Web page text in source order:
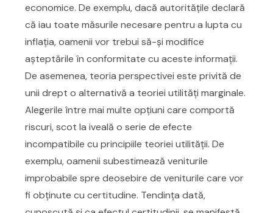
economice. De exemplu, dacă autoritățile declară
că iau toate măsurile necesare pentru a lupta cu
inflația, oamenii vor trebui să-și modifice
așteptările în conformitate cu aceste informații.
De asemenea, teoria perspectivei este privită de
unii drept o alternativă a teoriei utilități marginale.
Alegerile între mai multe opțiuni care comportă
riscuri, scot la iveală o serie de efecte
incompatibile cu principiile teoriei utilității. De
exemplu, oamenii subestimează veniturile
improbabile spre deosebire de veniturile care vor
fi obținute cu certitudine. Tendința dată,